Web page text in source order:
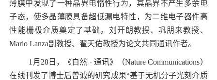
薄膜中发现了一种晶界电惰性行为，其晶界不产生多余电
子态，使多晶薄膜具备超低漏电特性，为二维电子器件高
性能栅极介质奠定了基础。刘开朗教授、巩朋来教授、
Mario Lanza副教授、翟天佑教授为论文共同通讯作者。
1 月 28日，《自然 · 通讯》（Nature Communications）
在线刊发了博士后曾诚的研究成果“基于无机分子光刻介质